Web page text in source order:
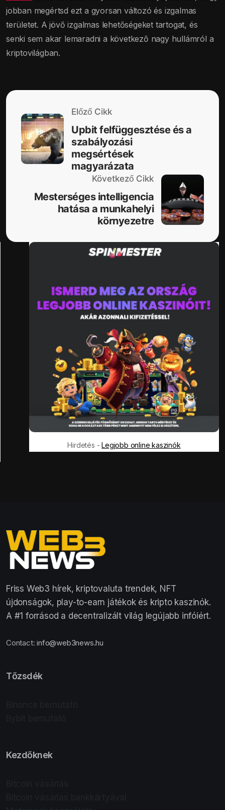
jobban megértsd ezt a gyorsan változó és izgalmas
területet. A jövő izgalmas lehetőségeket tartogat, és
senki sem akar lemaradni a következő nagy hullámról a
kriptovilágban.
Előző Cikk
Upbit felfüggesztése és a
szabályozási
megsértések
magyarázata
Következő Cikk
Mesterséges intelligencia
hatása a munkahelyi
környezetre
Hirdetés -Legjobb online kaszinók
Friss Web3 hírek, kriptovaluta trendek, NFT
újdonságok, play-to-earn játékok és kripto kaszinók.
A #1 forrásod a decentralizált világ legújabb infóiért.
Contact:info@web3news.hu
Tőzsdék
Kezdőknek